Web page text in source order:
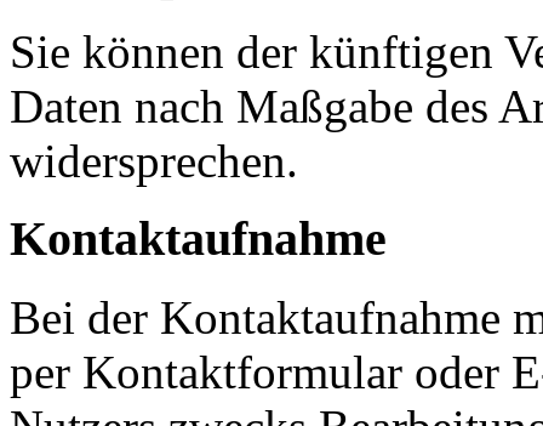
Sie können der künftigen
Daten nach Maßgabe des
widersprechen.
Kontaktaufnahme
Bei der Kontaktaufnahme
per Kontaktformular oder